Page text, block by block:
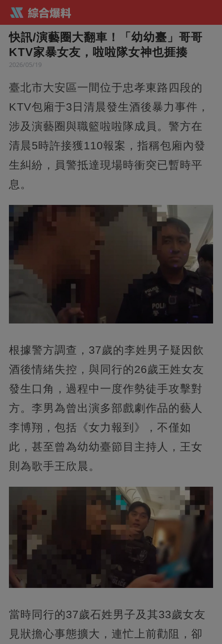
快訊/演藝圈大翻車！「幼幼臺」哥哥
KTV家暴女友，啦啦隊女神也捱揍
2026/05/19
臺北市大安區一間位于忠孝東路四段的
KTV包廂于3日清晨發生酒後暴力事件，
涉及演藝圈與職籃啦啦隊成員。警方在
清晨5時許接獲110報案，指稱包廂內發
生糾紛，員警抵達現場時衝突已暫時平
息。
根據警方調查，37歲的李姓男子疑因飲
酒後情緒失控，與同行的26歲王姓女友
發生口角，過程中一度作勢徒手攻擊對
方。李男為曾出演多部戲劇作品的藝人
李博翔，包括《女力報到》，不僅如
此，甚至曾為幼幼臺節目主持人，王女
則為歌手王欣晨。
當時同行的37歲石姓男子及其33歲女友
見狀擔心事態擴大，連忙上前勸阻，卻